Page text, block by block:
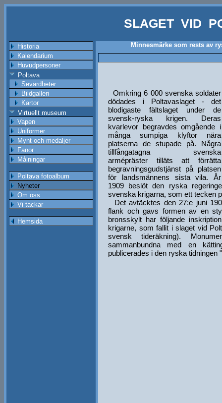
SLAGET VID
Historia
Kalendarium
Huvudpersoner
Poltava
Sevärdheter
Bildgalleri
Kartor
Virtuellt museum
Vapen
Uniformer
Mynt och medaljer
Fanor
Målningar
Poltava fotoalbum
Nyheter
Om oss
Vi tackar
Hemsida
Minnesmärke som rests av
Omkring 6 000 svenska soldater
dödades i Poltavaslaget - det
blodigaste fältslaget under de
svensk-ryska krigen. Deras
kvarlevor begravdes omgående i
många sumpiga klyftor nära
platserna de stupade på. Några
tillfångatagna svenska
armépräster tilläts att förrätta
begravningsgudstjänst på platsen
för landsmännens sista vila. År
1909 beslöt den ryska
svenska krigarna, som ett tecken
Det avtäcktes den 27:e juni
flank och gavs formen av en
bronsskylt har följande
krigarne, som fallit i slaget vid
svensk tideräkning).
sammanbundna med en
publicerades i den ryska tidningen